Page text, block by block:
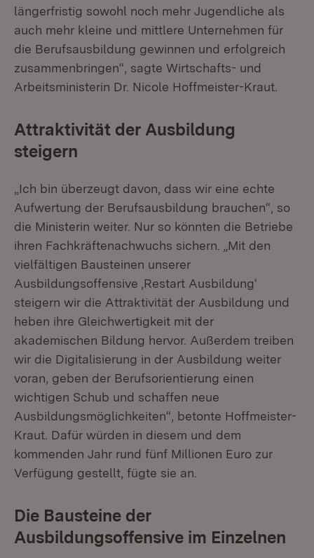
längerfristig sowohl noch mehr Jugendliche als
auch mehr kleine und mittlere Unternehmen für
die Berufsausbildung gewinnen und erfolgreich
zusammenbringen“, sagte Wirtschafts- und
Arbeitsministerin Dr. Nicole Hoffmeister-Kraut.
Attraktivität der Ausbildung
steigern
„Ich bin überzeugt davon, dass wir eine echte
Aufwertung der Berufsausbildung brauchen“, so
die Ministerin weiter. Nur so könnten die Betriebe
ihren Fachkräftenachwuchs sichern. „Mit den
vielfältigen Bausteinen unserer
Ausbildungsoffensive ‚Restart Ausbildung‘
steigern wir die Attraktivität der Ausbildung und
heben ihre Gleichwertigkeit mit der
akademischen Bildung hervor. Außerdem treiben
wir die Digitalisierung in der Ausbildung weiter
voran, geben der Berufsorientierung einen
wichtigen Schub und schaffen neue
Ausbildungsmöglichkeiten“, betonte Hoffmeister-
Kraut. Dafür würden in diesem und dem
kommenden Jahr rund fünf Millionen Euro zur
Verfügung gestellt, fügte sie an.
Die Bausteine der
Ausbildungsoffensive im Einzelnen